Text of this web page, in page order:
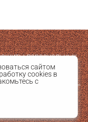
персональных
сайтом
cookies в
с